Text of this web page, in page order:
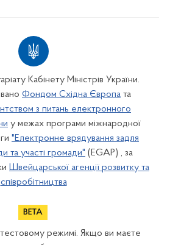
Кабінету Міністрів України.
Фондом Східна Європа та
з питань електронного
у межах програми міжнародної
"Електронне врядування задля
та участі громади" (EGAP) , за
Швейцарської агенції розвитку та
співробітництва
режимі. Якщо ви маєте